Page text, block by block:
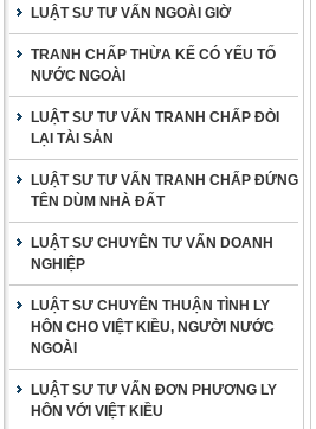
LUẬT SƯ TƯ VẤN NGOÀI GIỜ
TRANH CHẤP THỪA KẾ CÓ YẾU TỐ
NƯỚC NGOÀI
LUẬT SƯ TƯ VẤN TRANH CHẤP ĐÒI
LẠI TÀI SẢN
LUẬT SƯ TƯ VẤN TRANH CHẤP ĐỨNG
TÊN DÙM NHÀ ĐẤT
LUẬT SƯ CHUYÊN TƯ VẤN DOANH
NGHIỆP
LUẬT SƯ CHUYÊN THUẬN TÌNH LY
HÔN CHO VIỆT KIỀU, NGƯỜI NƯỚC
NGOÀI
LUẬT SƯ TƯ VẤN ĐƠN PHƯƠNG LY
HÔN VỚI VIỆT KIỀU